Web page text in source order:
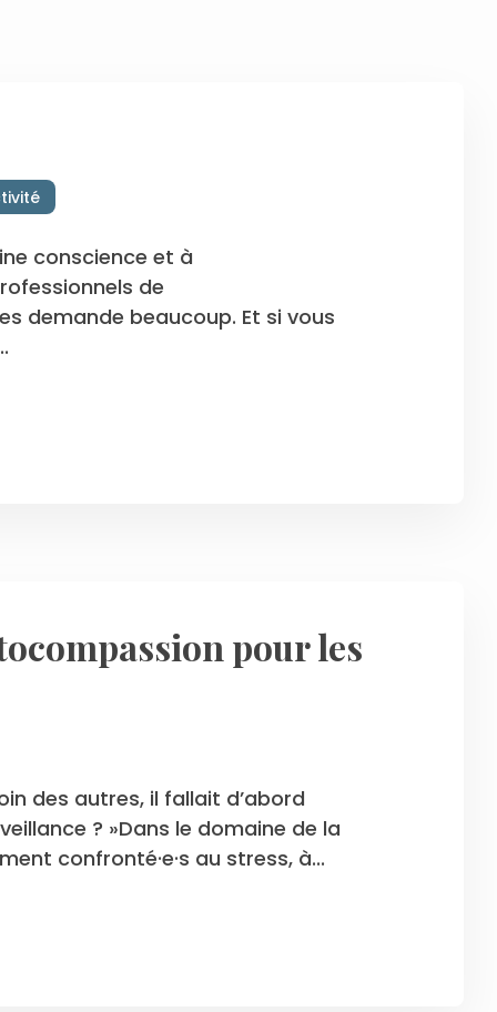
conscience et à
de
demande beaucoup. Et si vous
pour les
des autres, il fallait d’abord
? »Dans le domaine de la
confronté·e·s au stress, à...